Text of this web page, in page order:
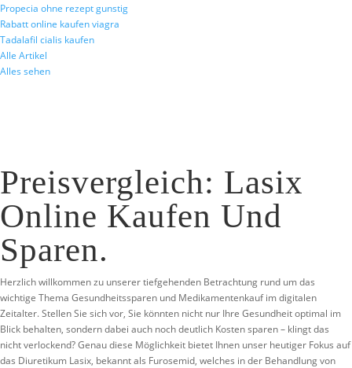
Propecia ohne rezept gunstig
Rabatt online kaufen viagra
Tadalafil cialis kaufen
Alle Artikel
Alles sehen
Preisvergleich: Lasix
Online Kaufen Und
Sparen.
Herzlich willkommen zu unserer tiefgehenden Betrachtung rund um das
wichtige Thema Gesundheitssparen und Medikamentenkauf im digitalen
Zeitalter. Stellen Sie sich vor, Sie könnten nicht nur Ihre Gesundheit optimal im
Blick behalten, sondern dabei auch noch deutlich Kosten sparen – klingt das
nicht verlockend? Genau diese Möglichkeit bietet Ihnen unser heutiger Fokus auf
das Diuretikum Lasix, bekannt als Furosemid, welches in der Behandlung von